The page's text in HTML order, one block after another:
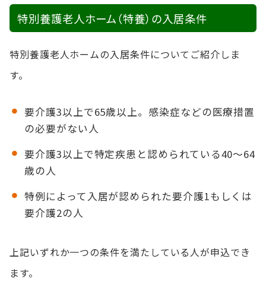
特別養護老人ホーム（特養）の入居条件
特別養護老人ホームの入居条件についてご紹介しま
す。
要介護3以上で65歳以上。感染症などの医療措置
の必要がない人
要介護3以上で特定疾患と認められている40～64
歳の人
特例によって入居が認められた要介護1もしくは
要介護2の人
上記いずれか一つの条件を満たしている人が申込でき
ます。